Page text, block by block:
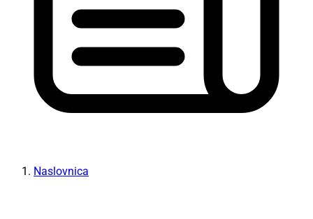
Naslovnica